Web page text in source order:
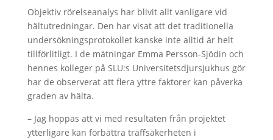
Objektiv rörelseanalys har blivit allt vanligare vid
hältutredningar. Den har visat att det traditionella
undersökningsprotokollet kanske inte alltid är helt
tillförlitligt. I de mätningar Emma Persson-Sjödin och
hennes kolleger på SLU:s Universitetsdjursjukhus gör
har de observerat att flera yttre faktorer kan påverka
graden av hälta.
– Jag hoppas att vi med resultaten från projektet
ytterligare kan förbättra träffsäkerheten i